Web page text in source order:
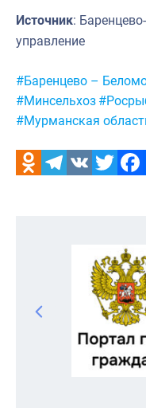
Источник:
управление
Метки:
#Баренцево –
#Минсельхоз
#Мурманская